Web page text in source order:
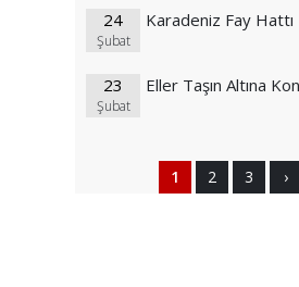
24
Şubat
Karadeniz Fay Hattı
23
Şubat
Eller Taşın Altına
1 2 3 ›